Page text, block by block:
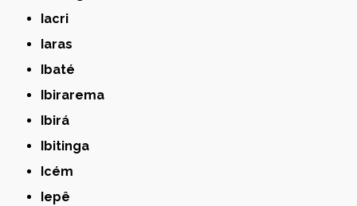
Iacri
Iaras
Ibaté
Ibirarema
Ibirá
Ibitinga
Icém
Iepê